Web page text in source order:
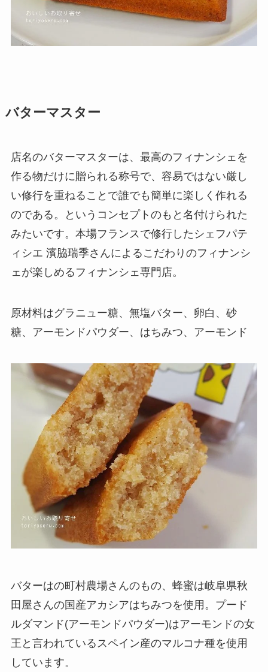
バターマスター
店名のバターマスターは、最高のフィナンシェを
作る物だけに贈られる称号で、容易ではない厳し
い修行を重ねることで誰でも簡単に楽しく作れる
のである。というコンセプトのもと名付けられた
みたいです。本場フランスで修行したシェフパテ
ィシエ 濱脇瑞季さんによるこだわりのフィナンシ
ェが楽しめるフィナンシェ専門店。
原材料はグラニュー糖、無塩バター、卵白、砂
糖、アーモンドパウダー、はちみつ、アーモンド
バターはの町村農場さんのもの、蜂蜜は岐阜県秋
田屋さんの国産アカシアはちみつを使用。プード
ルダマンド(アーモンドパウダー)はアーモンドの女
王と言われているスペイン産のマルコナ種を使用
しています。